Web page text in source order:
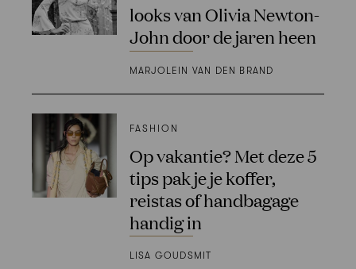
looks van Olivia Newton-
John door de jaren heen
MARJOLEIN VAN DEN BRAND
FASHION
Op vakantie? Met deze 5
tips pak je je koffer,
reistas of handbagage
handig in
LISA GOUDSMIT